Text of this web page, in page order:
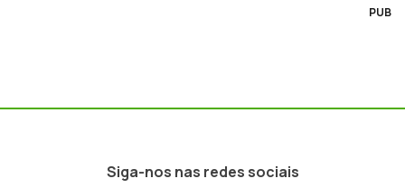
PUB
Siga-nos nas redes sociais